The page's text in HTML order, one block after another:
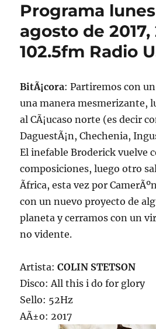
Programa
agosto de
102.5fm Radio
BitÃ¡cora: Partiremos con
una manera mesmerizante,
al CÃ¡ucaso norte (es decir
DaguestÃ¡n, Chechenia,
El inefable Broderick vuelve
composiciones, luego otro
Ãfrica, esta vez por
con un nuevo proyecto de
planeta y cerramos con un
no vidente.
Artista:COLIN STETSON
Disco: All this i do for glory
Sello: 52Hz
AÃ±o: 2017